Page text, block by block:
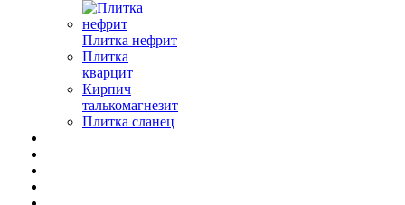
Плитка нефрит
Плитка
кварцит
Кирпич
талькомагнезит
Плитка сланец